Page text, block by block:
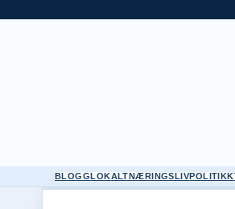
BLOGGLOKALTNÆRINGSLIVPOLITIKK